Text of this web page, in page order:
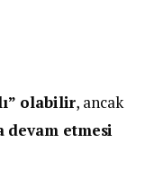
olabilir, ancak
devam etmesi